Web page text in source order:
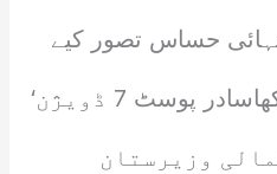
حساس تصور کیے
جاتے رہے ہیں۔ ’اسلم کھاسادر پوسٹ 7 ڈویژن‘
وزیرستان